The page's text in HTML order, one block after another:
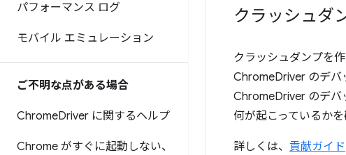
パフォーマンス ログ
モバイル エミュレーション
ご不明な点がある場合
ChromeDriver に関するヘルプ
Chrome がすぐに起動しない、
クラッシュダ
クラッシュダンプを
ChromeDriver のデバ
ChromeDriver のデバ
何が起こっているか
詳しくは、 貢献ガイド